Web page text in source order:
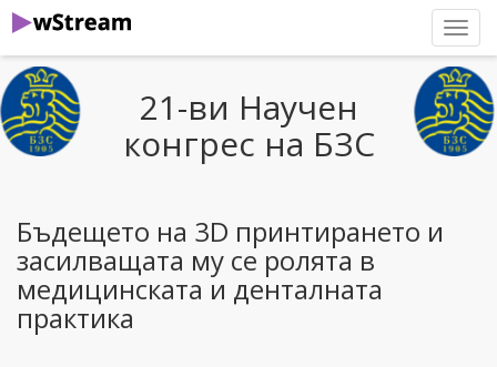
21-ви Научен
конгрес на БЗС
Бъдещето на 3D принтирането и
засилващата му се ролята в
медицинската и денталната
практика